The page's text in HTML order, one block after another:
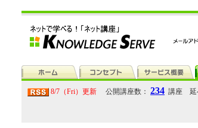
8/7（Fri）更新 公開講座数： 234 講座 延